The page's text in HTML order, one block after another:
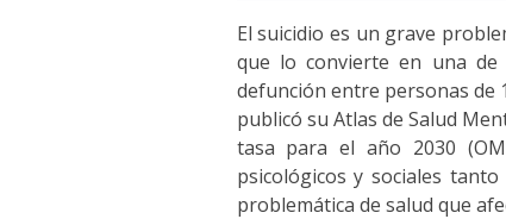
El suicidio es un grave
que lo convierte en una de
defunción entre personas de
publicó su Atlas de Salud
tasa para el año 2030
psicológicos y sociales
problemática de salud que